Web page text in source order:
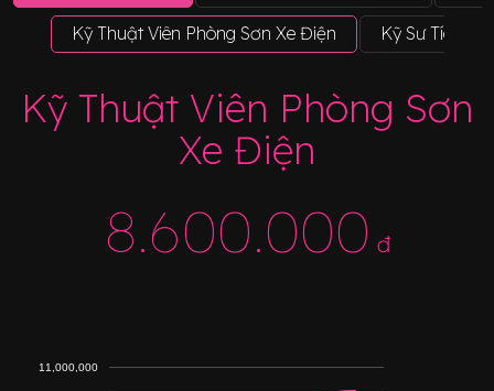
Kỹ Thuật Viên Phòng Sơn Xe Điện Kỹ Sư Tích
Kỹ Thuật Viên Phòng Sơn
Xe Điện
8.600.000 đ
11,000,000